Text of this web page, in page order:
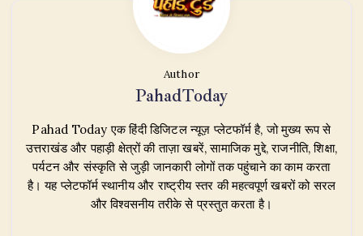
Author
PahadToday
Pahad Today एक हिंदी डिजिटल न्यूज़ प्लेटफॉर्म है, जो मुख्य रूप से
उत्तराखंड और पहाड़ी क्षेत्रों की ताज़ा खबरें, सामाजिक मुद्दे, राजनीति, शिक्षा,
पर्यटन और संस्कृति से जुड़ी जानकारी लोगों तक पहुंचाने का काम करता
है। यह प्लेटफॉर्म स्थानीय और राष्ट्रीय स्तर की महत्वपूर्ण खबरों को सरल
और विश्वसनीय तरीके से प्रस्तुत करता है।